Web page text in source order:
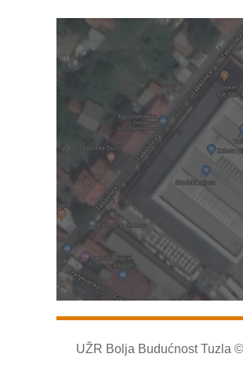
UŽR Bolja Budućnost Tuzla